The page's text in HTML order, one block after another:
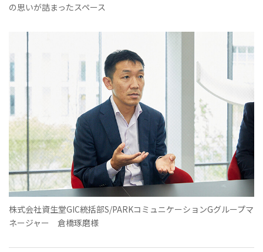
の思いが詰まったスペース
株式会社資生堂GIC統括部S/PARKコミュニケーションGグループマ
ネージャー 倉橋琢磨様